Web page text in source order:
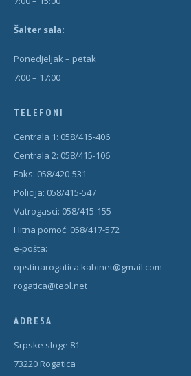
Šalter sala:
Ponedjeljak – petak
7:00 – 17:00
TELEFONI
Centrala 1: 058/415-406
Centrala 2: 058/415-106
Faks: 058/420-531
Policija: 058/415-547
Vatrogasci: 058/415-155
Hitna pomoć: 058/417-572
e-pošta:
opstinarogatica.kabinet@gmail.com
rogatica@teol.net
ADRESA
Srpske sloge 81
73220 Rogatica